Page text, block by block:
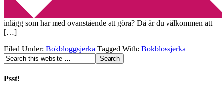
Har du ett genuint intresse för böcker? Bloggar du om
böcker/litteratur/författare? Eller skriver du kanske ett och annat
inlägg som har med ovanstående att göra? Då är du välkommen att
[…]
Filed Under: Bokbloggsjerka Tagged With: Bokblossjerka
Psst!